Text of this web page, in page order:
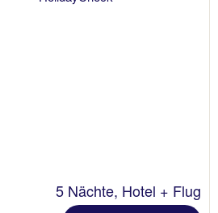
5 Nächte, Hotel + Flug